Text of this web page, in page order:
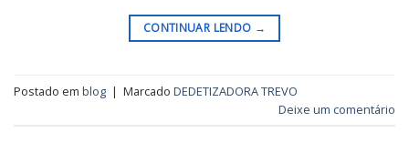
CONTINUAR LENDO →
Postado em blog | Marcado DEDETIZADORA TREVO
Deixe um comentário